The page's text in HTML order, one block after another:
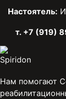
Настоятель:
т. +7 (919)
Нам помогают